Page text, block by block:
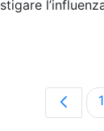
1